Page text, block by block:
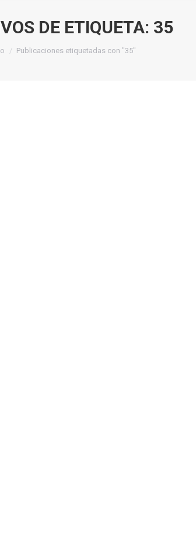
DE ETIQUETA: 35
aquí:
Publicaciones etiquetadas con "35"